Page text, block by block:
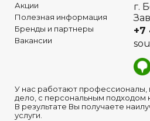
Акции
Полезная информация
Бренды и партнеры
Вакансии
У нас работают
дело, с персональным подходом
В результате Вы получаете
услуги.
г.
+7